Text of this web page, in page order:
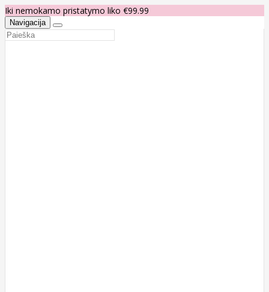
Iki nemokamo pristatymo liko €99.99
Navigacija